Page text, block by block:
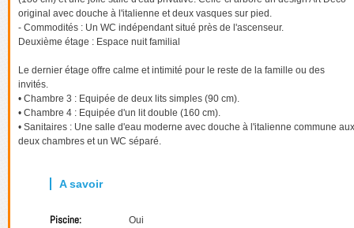
original avec douche à l'italienne et deux vasques sur pied.
- Commodités : Un WC indépendant situé près de l'ascenseur.
Deuxième étage : Espace nuit familial
Le dernier étage offre calme et intimité pour le reste de la famille ou des
invités.
• Chambre 3 : Equipée de deux lits simples (90 cm).
• Chambre 4 : Equipée d'un lit double (160 cm).
• Sanitaires : Une salle d'eau moderne avec douche à l'italienne commune aux
deux chambres et un WC séparé.
Piscine: Oui